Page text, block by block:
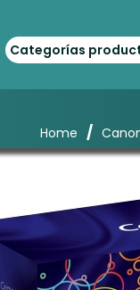
Categorías
Home /